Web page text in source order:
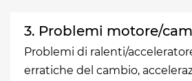
3. Problemi motore/
Problemi di ralenti/
erratiche del cambio,